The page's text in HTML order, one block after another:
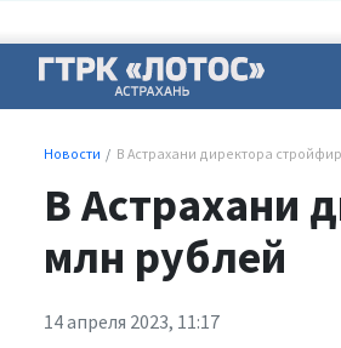
Новости В Астрахани директора
В Астрахани
млн рублей
14 апреля 2023, 11:17